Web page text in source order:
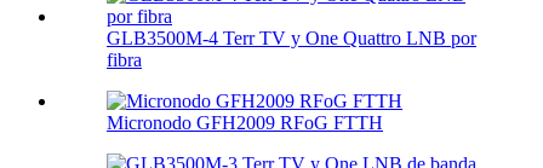
GLB3500M-4 Terr TV y One Quattro LNB por
fibra
Micronodo GFH2009 RFoG FTTH